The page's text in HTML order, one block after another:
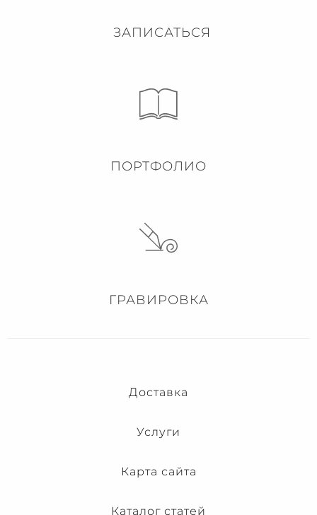
ЗАПИСАТЬСЯ
ПОРТФОЛИО
ГРАВИРОВКА
Доставка
Услуги
Карта сайта
Каталог статей